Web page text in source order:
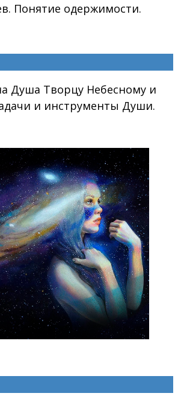
Понятие одержимости.
Душа Творцу Небесному и
и инструменты Души.